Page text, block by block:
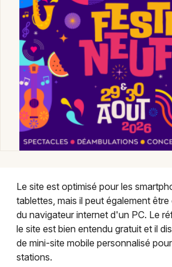
68 - Haut-Rhin
Choisir mes départements
Mon email
Le site est optimisé pour les
tablettes, mais il peut également
du navigateur internet d'un PC. Le
le site est bien entendu gratuit et il
de mini-site mobile personnalisé
stations.